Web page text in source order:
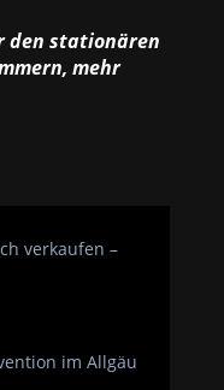
den stationären
mehr
verkaufen –
im Allgäu